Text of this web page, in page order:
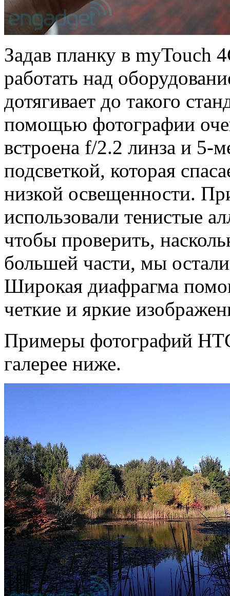
Задав планку в myTouch
работать над
дотягивает до такого
помощью фотографии
встроена f/2.2 линза и 5-
подсветкой, которая
низкой освещенности.
использовали тенистые
чтобы проверить,
большей части, мы
Широкая диафрагма
четкие и яркие
Примеры фотографий
галерее ниже.